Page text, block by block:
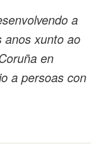
a
anos xunto ao
en
a persoas con